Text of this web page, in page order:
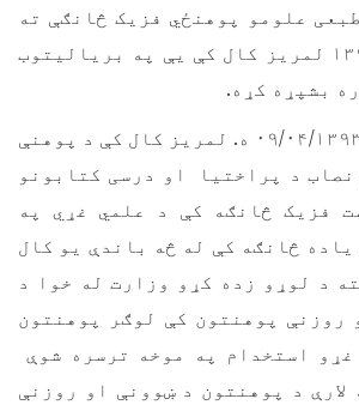
علومو پوهنځي فزیک څانګې ته
بریالی او په ۱۳۹۲ لمریز کال کې یې په بریالیتوب
بشپړه کړه.
استاد حيات په ۰۹/۰۴/۱۳۹۳ ه. لمریز کال کې د پوهنې
د پراختيا او درسی کتابونو
فزيک څانګه کې د علمي غړي په
څانګه کې له څه باندې يو کال
د لوړو زده کړو وزارت له خوا د
روزنې پوهنتون کې لوګر پوهنتون
استخدام په موخه ترسره شوې
د پوهنتون د ښوونې او روزنې